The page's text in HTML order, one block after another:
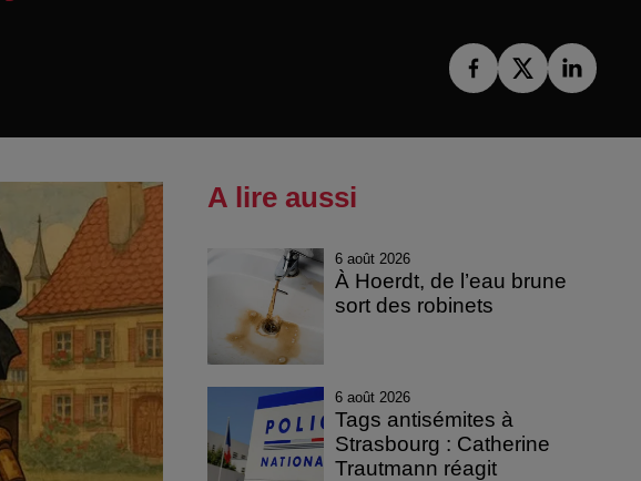
A lire aussi
6 août 2026
À Hoerdt, de l’eau brune
sort des robinets
6 août 2026
Tags antisémites à
Strasbourg : Catherine
Trautmann réagit